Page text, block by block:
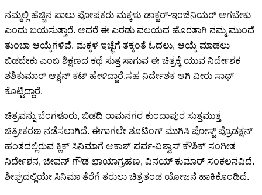
ನಮ್ಮಲ್ಲಿ ಹೆಚ್ಚಿನ ಪಾಲು ಪೋಷಕರು ಮಕ್ಕಳು ಡಾಕ್ಟರ್-ಇಂಜಿನಿಯರ್ ಆಗಬೇಕು
ಎಂದು ಬಯಸುತ್ತಾರೆ. ಆದರೆ ಈ ಎರಡು ವಲಯದ ಹೊರತಾಗಿ ನಮ್ಮ ಮುಂದೆ
ತುಂಬಾ ಆಯ್ಕೆಗಳಿವೆ. ಮಕ್ಕಳ ಇಚ್ಛೆಗೆ ತಕ್ಕಂತೆ ಓದಲು, ಆಯ್ಕೆ ಮಾಡಲು
ಬಿಡಬೇಕು ಎಂಬ ಶಿಕ್ಷಣದ ಕಥೆ ಸುತ್ತ ಸಾಗುವ ಈ ಚಿತ್ರಕ್ಕೆ ಯುವ ನಿರ್ದೇಶಕ
ಶಶಿಕುಮಾರ್ ಆಕ್ಷನ್ ಕಟ್ ಹೇಳಿದ್ದಾರೆ.ಸಹ ನಿರ್ದೇಶಕ ಆಗಿ ವೀರು ಸಾಥ್
ಕೊಟ್ಟಿದ್ದಾರೆ.
ಚಿತ್ರವನ್ನು ಬೆಂಗಳೂರು, ಬಿಡದಿ ರಾಮನಗರ ಕುಂದಾಪುರ ಸುತ್ತಮುತ್ತ
ಚಿತ್ರೀಕರಣ ನಡೆಸಲಾಗಿದೆ. ಈಗಾಗಲೇ ಶೂಟಿಂಗ್ ಮುಗಿಸಿ ಪೋಸ್ಟ್ ಪ್ರೊಡಕ್ಷನ್
ಹಂತದಲ್ಲಿರುವ ಕ್ಲಿಕ್ ಸಿನಿಮಾಗೆ ಆಕಾಶ್ ಪರ್ವ-ವಿಶ್ವಾಸ್ ಕೌಶಿಕ್ ಸಂಗೀತ
ನಿರ್ದೇಶನ, ಜೀವನ್ ಗೌಡ ಛಾಯಾಗ್ರಹಣ, ವಿನಯ್ ಕುಮಾರ್ ಸಂಕಲನವಿದೆ.
ಶೀಘ್ರದಲ್ಲಿಯೇ ಸಿನಿಮಾ ತೆರೆಗೆ ತರುಲು ಚಿತ್ರತಂಡ ಯೋಜನೆ ಹಾಕಿಕೊಂಡಿದೆ.